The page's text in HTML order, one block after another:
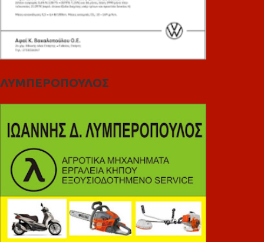
ΛΥΜΠΕΡΟΠΟΥΛΟΣ